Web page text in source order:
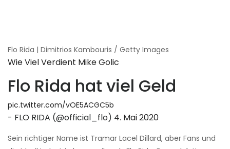
Flo Rida | Dimitrios Kambouris / Getty Images
Wie Viel Verdient Mike Golic
Flo Rida hat viel Geld
pic.twitter.com/vOE5ACGC5b
- FLO RIDA (@official_flo) 4. Mai 2020
Sein richtiger Name ist Tramar Lacel Dillard, aber Fans und